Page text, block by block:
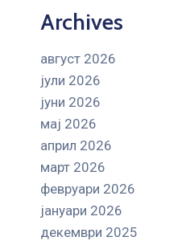
Archives
август 2026
јули 2026
јуни 2026
мај 2026
април 2026
март 2026
февруари 2026
јануари 2026
декември 2025